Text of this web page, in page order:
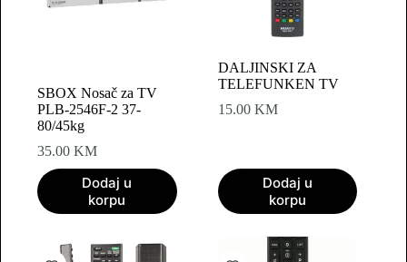
SBOX Nosač za TV
PLB-2546F-2 37-
80/45kg
35.00 KM
Dodaj u
korpu
DALJINSKI ZA
TELEFUNKEN TV
15.00 KM
Dodaj u
korpu